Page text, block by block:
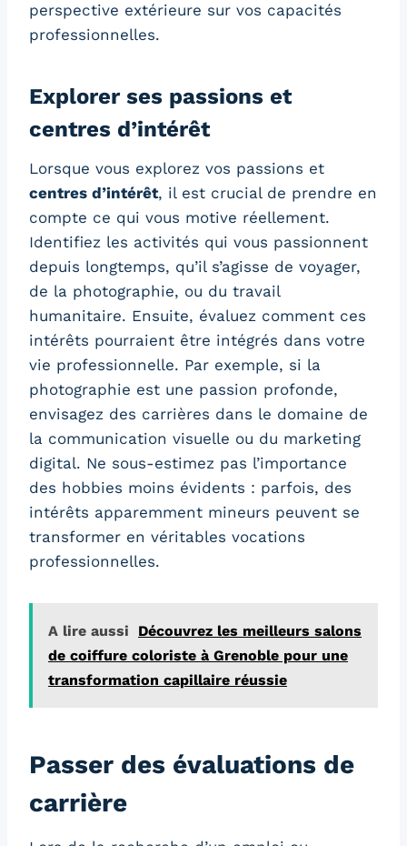
perspective extérieure sur vos capacités
professionnelles.
Explorer ses passions et
centres d’intérêt
Lorsque vous explorez vos passions et
centres d’intérêt, il est crucial de prendre en
compte ce qui vous motive réellement.
Identifiez les activités qui vous passionnent
depuis longtemps, qu’il s’agisse de voyager,
de la photographie, ou du travail
humanitaire. Ensuite, évaluez comment ces
intérêts pourraient être intégrés dans votre
vie professionnelle. Par exemple, si la
photographie est une passion profonde,
envisagez des carrières dans le domaine de
la communication visuelle ou du marketing
digital. Ne sous-estimez pas l’importance
des hobbies moins évidents : parfois, des
intérêts apparemment mineurs peuvent se
transformer en véritables vocations
professionnelles.
A lire aussi
Découvrez les meilleurs salons
de coiffure coloriste à Grenoble pour une
transformation capillaire réussie
Passer des évaluations de
carrière